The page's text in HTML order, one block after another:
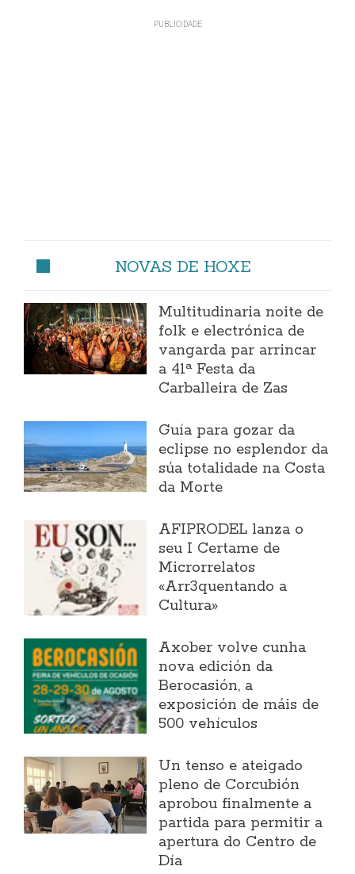
NOVAS DE HOXE
Multitudinaria noite de
folk e electrónica de
vangarda par arrincar
a 41ª Festa da
Carballeira de Zas
Guía para gozar da
eclipse no esplendor da
súa totalidade na Costa
da Morte
AFIPRODEL lanza o
seu I Certame de
Microrrelatos
«Arr3quentando a
Cultura»
Axober volve cunha
nova edición da
Berocasión, a
exposición de máis de
500 vehículos
Un tenso e ateigado
pleno de Corcubión
aprobou finalmente a
partida para permitir a
apertura do Centro de
Día